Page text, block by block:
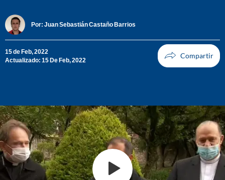
Por: Juan Sebastián Castaño Barrios
15 de Feb, 2022
Actualizado: 15 De Feb, 2022